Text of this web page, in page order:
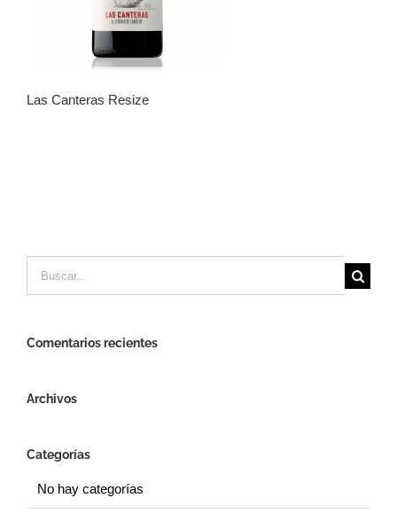
Las Canteras Resize
Comentarios recientes
Archivos
Categorías
No hay categorías